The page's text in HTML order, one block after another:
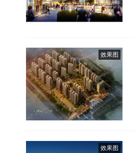
效果图
效果图